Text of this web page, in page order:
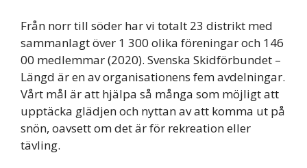
Från norr till söder har vi totalt 23 distrikt med
sammanlagt över 1 300 olika föreningar och 146
00 medlemmar (2020). Svenska Skidförbundet –
Längd är en av organisationens fem avdelningar.
Vårt mål är att hjälpa så många som möjligt att
upptäcka glädjen och nyttan av att komma ut på
snön, oavsett om det är för rekreation eller
tävling.